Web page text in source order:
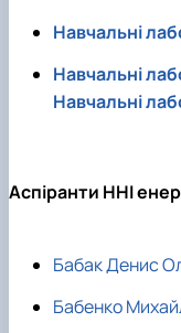
Навчальні
Навчальні
Навчальні
Аспіранти ННІ
Бабак Денис
Бабенко